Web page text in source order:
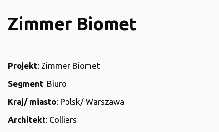
Zimmer Biomet
Projekt: Zimmer Biomet
Segment: Biuro
Kraj/ miasto: Polsk/ Warszawa
Architekt: Colliers